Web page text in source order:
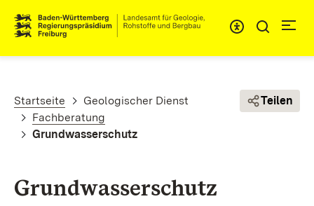
Pfadnavigation
Startseite
Geologischer Dienst
Fachberatung
Grundwasserschutz
Teilen
Grundwasserschutz